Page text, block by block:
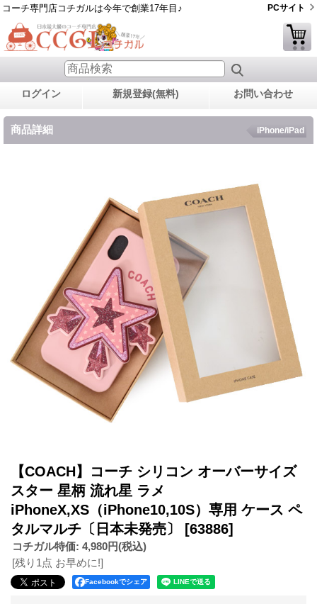
コーチ専門店コチガルは今年で創業17年目♪ PCサイト
ログイン 新規登録(無料) お問い合わせ
商品詳細 iPhone/iPad
【COACH】コーチ シリコン オーバーサイズ
スター 星柄 流れ星 ラメ
iPhoneX,XS（iPhone10,10S）専用 ケース ペ
タルマルチ〔日本未発売〕 [63886]
コチガル特価: 4,980円(税込)
[残り1点 お早めに!]
Facebookでシェア